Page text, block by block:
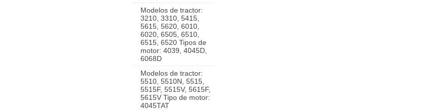
Modelos de tractor:
3210, 3310, 5415,
5615, 5620, 6010,
6020, 6505, 6510,
6515, 6520 Tipos de
motor: 4039, 4045D,
6068D
Modelos de tractor:
5510, 5510N, 5515,
5515F, 5515V, 5615F,
5615V Tipo de motor:
4045TAT